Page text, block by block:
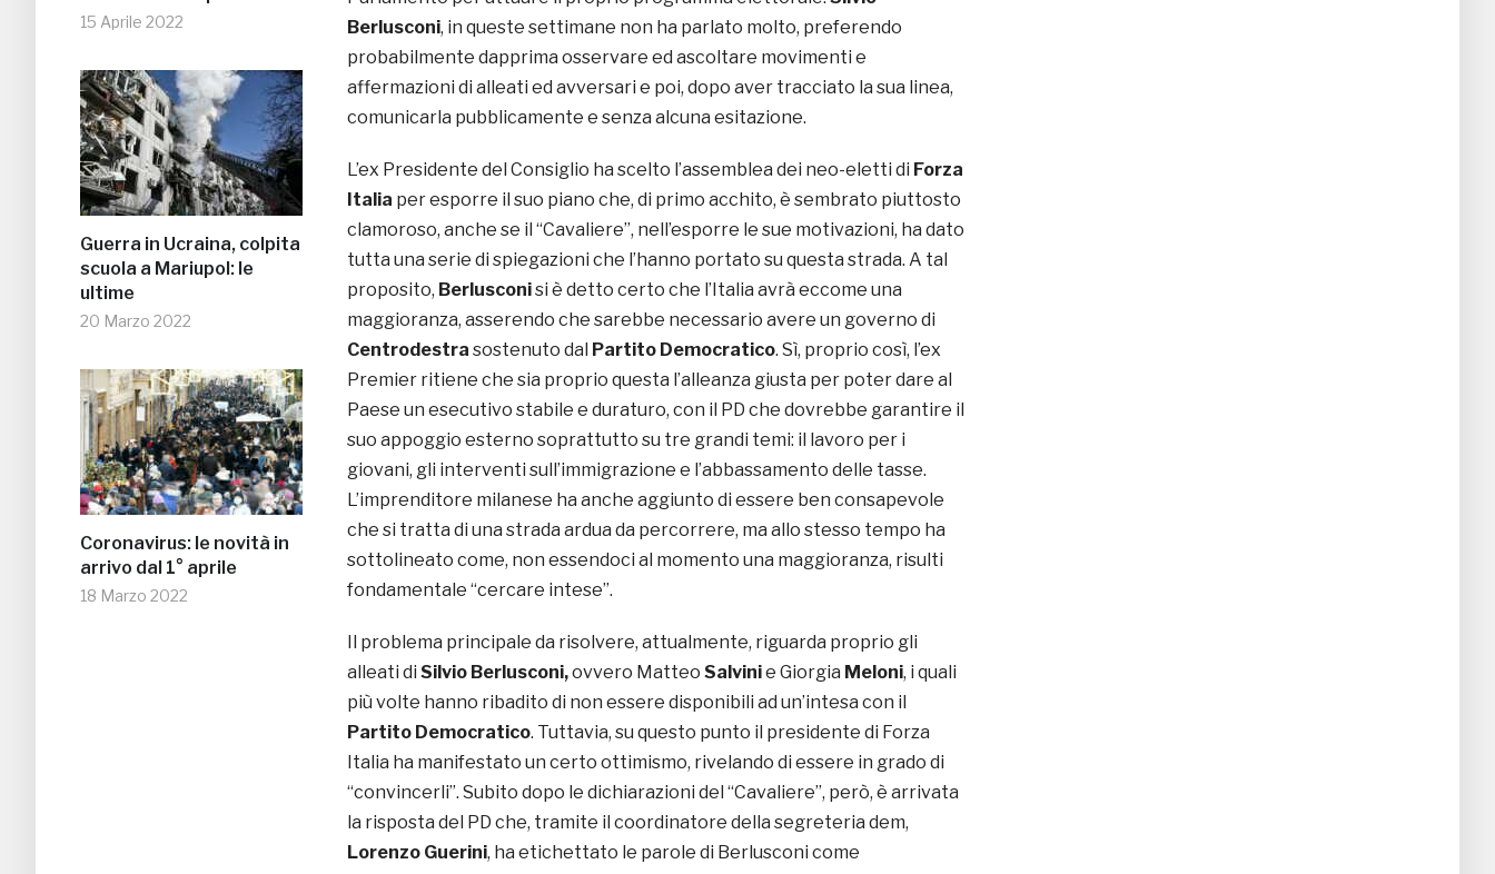
15 Aprile 2022
Guerra in Ucraina, colpita
scuola a Mariupol: le
ultime
20 Marzo 2022
Coronavirus: le novità in
arrivo dal 1° aprile
18 Marzo 2022
Berlusconi, in queste settimane non ha parlato molto, preferendo
probabilmente dapprima osservare ed ascoltare movimenti e
affermazioni di alleati ed avversari e poi, dopo aver tracciato la sua linea,
comunicarla pubblicamente e senza alcuna esitazione.
L’ex Presidente del Consiglio ha scelto l’assemblea dei neo-eletti di Forza
Italia per esporre il suo piano che, di primo acchito, è sembrato piuttosto
clamoroso, anche se il “Cavaliere”, nell’esporre le sue motivazioni, ha dato
tutta una serie di spiegazioni che l’hanno portato su questa strada. A tal
proposito, Berlusconisi è detto certo che l’Italia avrà eccome una
maggioranza, asserendo che sarebbe necessario avere un governo di
Centrodestra sostenuto dal Partito Democratico. Sì, proprio così, l’ex
Premier ritiene che sia proprio questa l’alleanza giusta per poter dare al
Paese un esecutivo stabile e duraturo, con il PD che dovrebbe garantire il
suo appoggio esterno soprattutto su tre grandi temi: il lavoro per i
giovani, gli interventi sull’immigrazione e l’abbassamento delle tasse.
L’imprenditore milanese ha anche aggiunto di essere ben consapevole
che si tratta di una strada ardua da percorrere, ma allo stesso tempo ha
sottolineato come, non essendoci al momento una maggioranza, risulti
fondamentale “cercare intese”.
Il problema principale da risolvere, attualmente, riguarda proprio gli
alleati di Silvio Berlusconi,ovvero Matteo Salvinie Giorgia Meloni, i quali
più volte hanno ribadito di non essere disponibili ad un’intesa con il
Partito Democratico. Tuttavia, su questo punto il presidente di Forza
Italia ha manifestato un certo ottimismo, rivelando di essere in grado di
“convincerli”. Subito dopo le dichiarazioni del “Cavaliere”, però, è arrivata
la risposta del PD che, tramite il coordinatore della segreteria dem,
Lorenzo Guerini, ha etichettato le parole di Berlusconi come